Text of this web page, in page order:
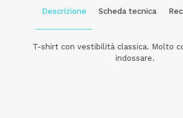
Descrizione Scheda tecnica
T-shirt con vestibilità classica. Molto
indossare.